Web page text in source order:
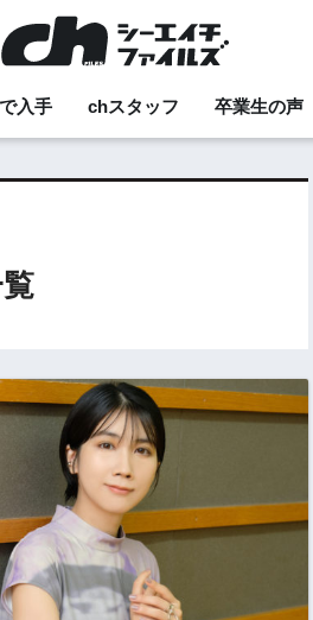
入手 chスタッフ 卒業生の声